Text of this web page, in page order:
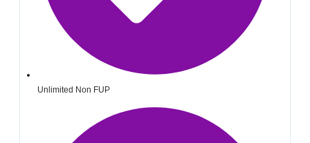
Unlimited Non FUP